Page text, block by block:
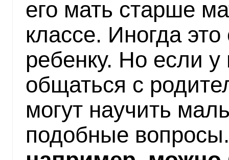
его мать старше
классе. Иногда
ребенку. Но если у
общаться с
могут научить
подобные